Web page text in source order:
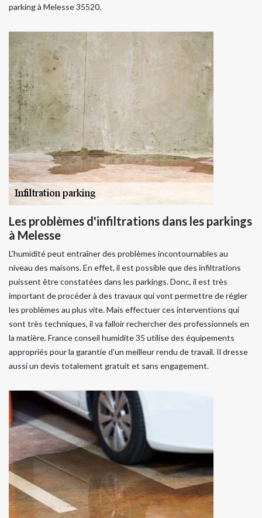
parking à Melesse 35520.
Les problèmes d'infiltrations dans les parkings
à Melesse
L'humidité peut entraîner des problèmes incontournables au
niveau des maisons. En effet, il est possible que des infiltrations
puissent être constatées dans les parkings. Donc, il est très
important de procéder à des travaux qui vont permettre de régler
les problèmes au plus vite. Mais effectuer ces interventions qui
sont très techniques, il va falloir rechercher des professionnels en
la matière. France conseil humidite 35 utilise des équipements
appropriés pour la garantie d'un meilleur rendu de travail. Il dresse
aussi un devis totalement gratuit et sans engagement.